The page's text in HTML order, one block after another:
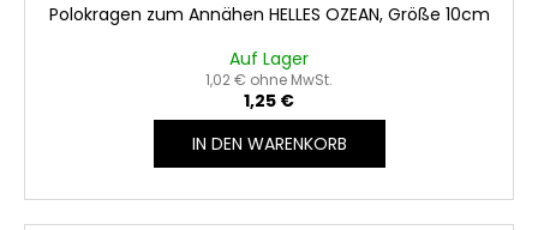
Polokragen zum Annähen HELLES OZEAN, Größe 10cm
Auf Lager
1,02 € ohne MwSt.
1,25 €
IN DEN WARENKORB